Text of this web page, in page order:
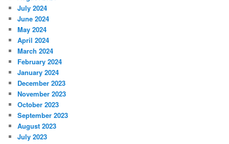
July 2024
June 2024
May 2024
April 2024
March 2024
February 2024
January 2024
December 2023
November 2023
October 2023
September 2023
August 2023
July 2023